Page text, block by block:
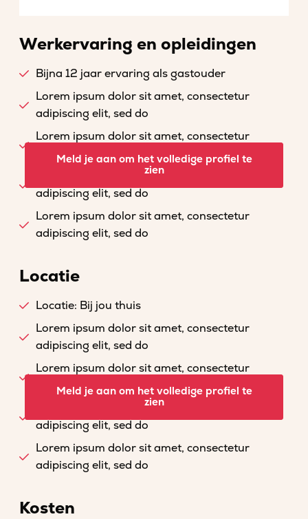
Werkervaring en opleidingen
Bijna 12 jaar ervaring als gastouder
Lorem ipsum dolor sit amet, consectetur
adipiscing elit, sed do
Lorem ipsum dolor sit amet, consectetur
adipiscing elit, sed do
Lorem ipsum dolor sit amet, consectetur
adipiscing elit, sed do
Lorem ipsum dolor sit amet, consectetur
adipiscing elit, sed do
Meld je aan om het volledige profiel te
zien
Locatie
Locatie: Bij jou thuis
Lorem ipsum dolor sit amet, consectetur
adipiscing elit, sed do
Lorem ipsum dolor sit amet, consectetur
adipiscing elit, sed do
Lorem ipsum dolor sit amet, consectetur
adipiscing elit, sed do
Lorem ipsum dolor sit amet, consectetur
adipiscing elit, sed do
Meld je aan om het volledige profiel te
zien
Kosten